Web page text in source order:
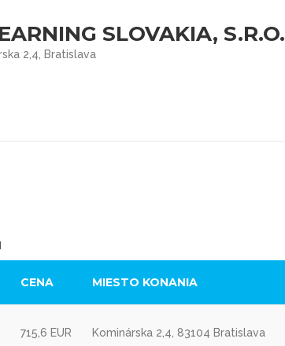
SLOVAKIA, S.R.O.
2,4, Bratislava
CENA MIESTO KONANIA
715,6 EUR Kominárska 2,4, 83104 Bratislava